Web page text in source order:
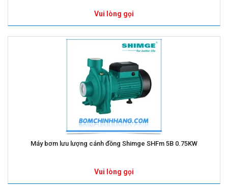
Vui lòng gọi
Máy bơm lưu lượng cánh đồng Shimge SHFm 5B 0.75KW
Vui lòng gọi